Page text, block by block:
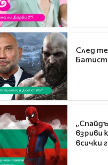
След
взриви
всички